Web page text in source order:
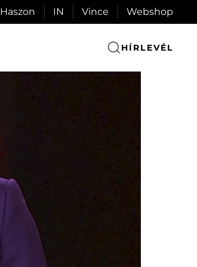
Haszon IN Vince Webshop
HÍRLEVÉL